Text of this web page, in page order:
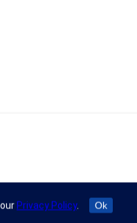
Privacy Policy. Ok